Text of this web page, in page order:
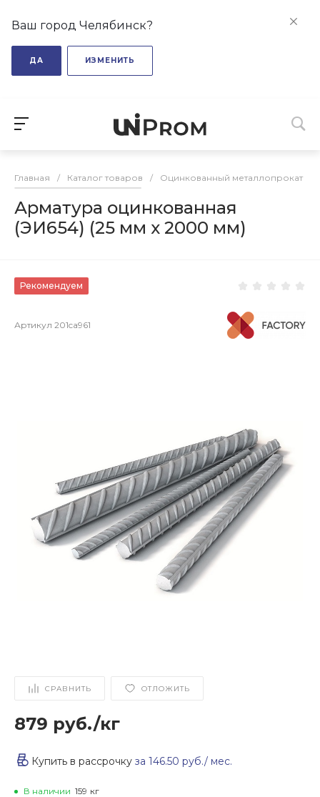
Ваш город Челябинск?
ДА ИЗМЕНИТЬ
Главная / Каталог товаров / Оцинкованный металлопрокат
Арматура оцинкованная
(ЭИ654) (25 мм х 2000 мм)
Рекомендуем
Артикул 201ca961
СРАВНИТЬ ОТЛОЖИТЬ
879 руб./кг
Купить в рассрочку за 146.50 руб./ мес.
В наличии 159 кг